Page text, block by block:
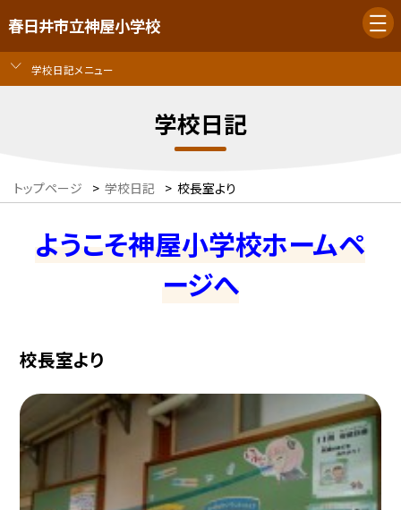
春日井市立神屋小学校
学校日記メニュー
学校日記
トップページ > 学校日記 > 校長室より
ようこそ神屋小学校ホームペ
ージへ
校長室より